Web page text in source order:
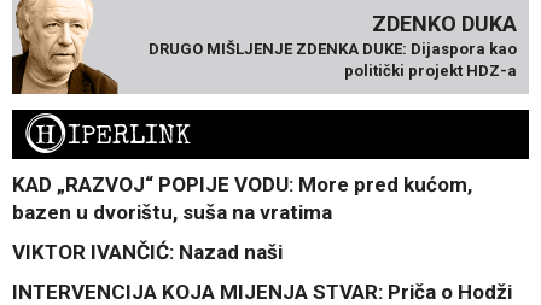
ZDENKO DUKA
DRUGO MIŠLJENJE ZDENKA DUKE: Dijaspora kao
politički projekt HDZ-a
HIPERLINK
KAD „RAZVOJ“ POPIJE VODU: More pred kućom,
bazen u dvorištu, suša na vratima
VIKTOR IVANČIĆ: Nazad naši
INTERVENCIJA KOJA MIJENJA STVAR: Priča o Hodži